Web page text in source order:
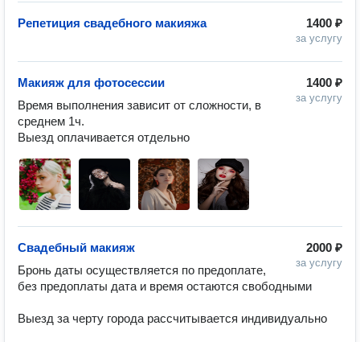
1400 ₽
за услугу
Репетиция свадебного макияжа
1400 ₽
за услугу
Макияж для фотосессии
Время выполнения зависит от сложности, в
среднем 1ч.
Выезд оплачивается отдельно
2000 ₽
за услугу
Свадебный макияж
Бронь даты осуществляется по предоплате,
без предоплаты дата и время остаются свободными
Выезд за черту города рассчитывается индивидуально